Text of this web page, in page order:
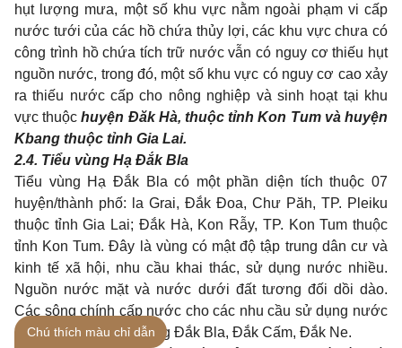
hụt lượng mưa, một số khu vực nằm ngoài phạm vi cấp
nước tưới của các hồ chứa thủy lợi, các khu vực chưa có
công trình hồ chứa tích trữ nước vẫn có nguy cơ thiếu hụt
nguồn nước, trong đó, một số khu vực có nguy cơ cao xảy
ra thiếu nước cấp cho nông nghiệp và sinh hoạt tại khu
vực thuộchuyện Đăk Hà, thuộc tỉnh Kon Tum và huyện
Kbang thuộc tỉnh Gia Lai.
2.4. Tiểu vùng Hạ Đắk Bla
Tiểu vùng Hạ Đắk Bla có một phần diện tích thuộc 07
huyện/thành phố: la Grai, Đắk Đoa, Chư Păh, TP. Pleiku
thuộc tỉnh Gia Lai; Đắk Hà, Kon Rẫy, TP. Kon Tum thuộc
tỉnh Kon Tum. Đây là vùng có mật độ tập trung dân cư và
kinh tế xã hội, nhu cầu khai thác, sử dụng nước nhiều.
Nguồn nước mặt và nước dưới đất tương đối dồi dào.
Các sông chính cấp nước cho các nhu cầu sử dụng nước
của vùng bao gồm: sông Đắk Bla, Đắk Cấm, Đắk Ne.
Chú thích màu chỉ dẫn